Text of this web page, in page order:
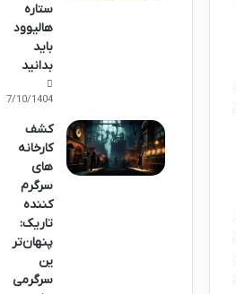
ستاره
هالیوود
باید
بدانید
07/10/1404
کشف
کارخانه
های
سرگرم
کننده
تاریک:
پنهان‌تر
ین
سرگرمی‌